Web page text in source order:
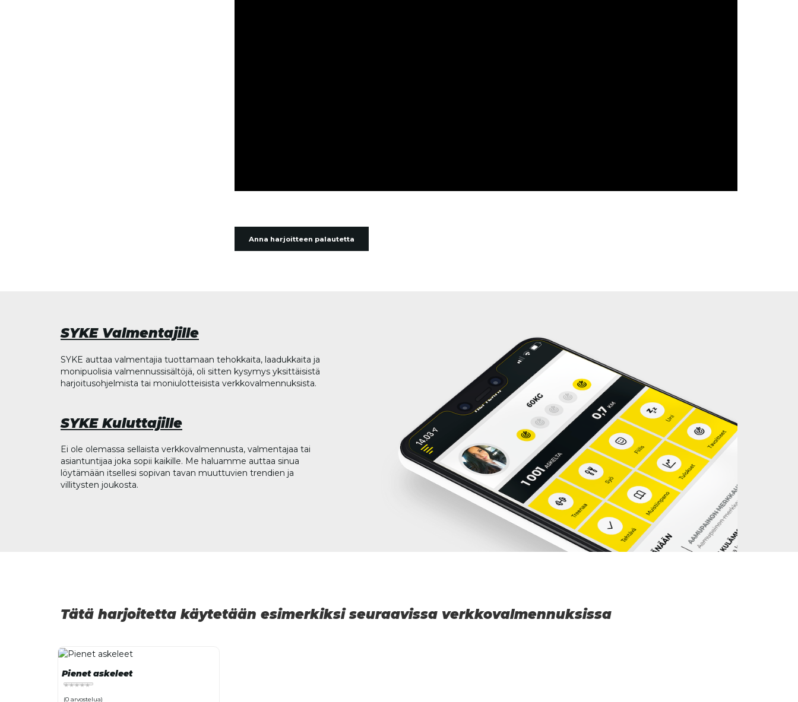
Anna harjoitteen palautetta
SYKE Valmentajille
SYKE auttaa valmentajia tuottamaan tehokkaita, laadukkaita ja
monipuolisia valmennussisältöjä, oli sitten kysymys yksittäisistä
harjoitusohjelmista tai moniulotteisista verkkovalmennuksista.
SYKE Kuluttajille
Ei ole olemassa sellaista verkkovalmennusta, valmentajaa tai
asiantuntijaa joka sopii kaikille. Me haluamme auttaa sinua
löytämään itsellesi sopivan tavan muuttuvien trendien ja
villitysten joukosta.
Tätä harjoitetta käytetään esimerkiksi seuraavissa verkkovalmennuksissa
Pienet askeleet
(0 arvostelua)